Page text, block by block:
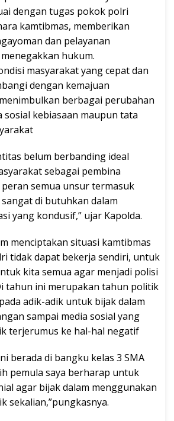
dengan tugas pokok polri
kamtibmas, memberikan
dan pelayanan
hukum.
masyarakat yang cepat dan
dengan kemajuan
berbagai perubahan
sosial kebiasaan maupun tata
belum berbanding ideal
sebagai pembina
semua unsur termasuk
di butuhkan dalam
yang kondusif,” ujar Kapolda.
menciptakan situasi kamtibmas
tidak dapat bekerja sendiri, untuk
kita semua agar menjadi polisi
tahun ini merupakan tahun politik
adik-adik untuk bijak dalam
sampai media sosial yang
terjerumus ke hal-hal negatif
berada di bangku kelas 3 SMA
pemula saya berharap untuk
agar bijak dalam menggunakan
sekalian,”pungkasnya.